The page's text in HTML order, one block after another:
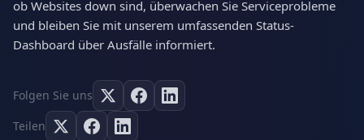
ob Websites down sind, überwachen Sie Serviceprobleme
und bleiben Sie mit unserem umfassenden Status-
Dashboard über Ausfälle informiert.
Folgen Sie uns
Teilen